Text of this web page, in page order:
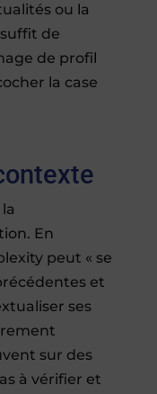
ou la
de
de profil
la case
En
peut « se
et
ses
sur des
à vérifier et